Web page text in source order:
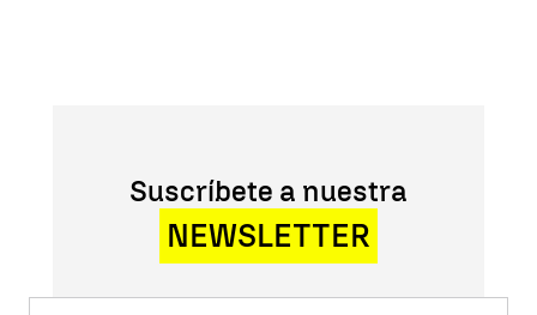
Suscríbete a nuestra
NEWSLETTER